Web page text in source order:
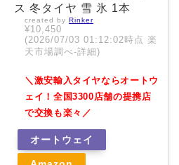
ス 冬タイヤ 雪 氷 1本
created by Rinker
¥10,450
(2026/07/03 01:12:02時点 楽
天市場調べ-詳細)
＼激安輸入タイヤならオートウ
ェイ！全国3300店舗の提携店
で交換も楽々／
オートウェイ